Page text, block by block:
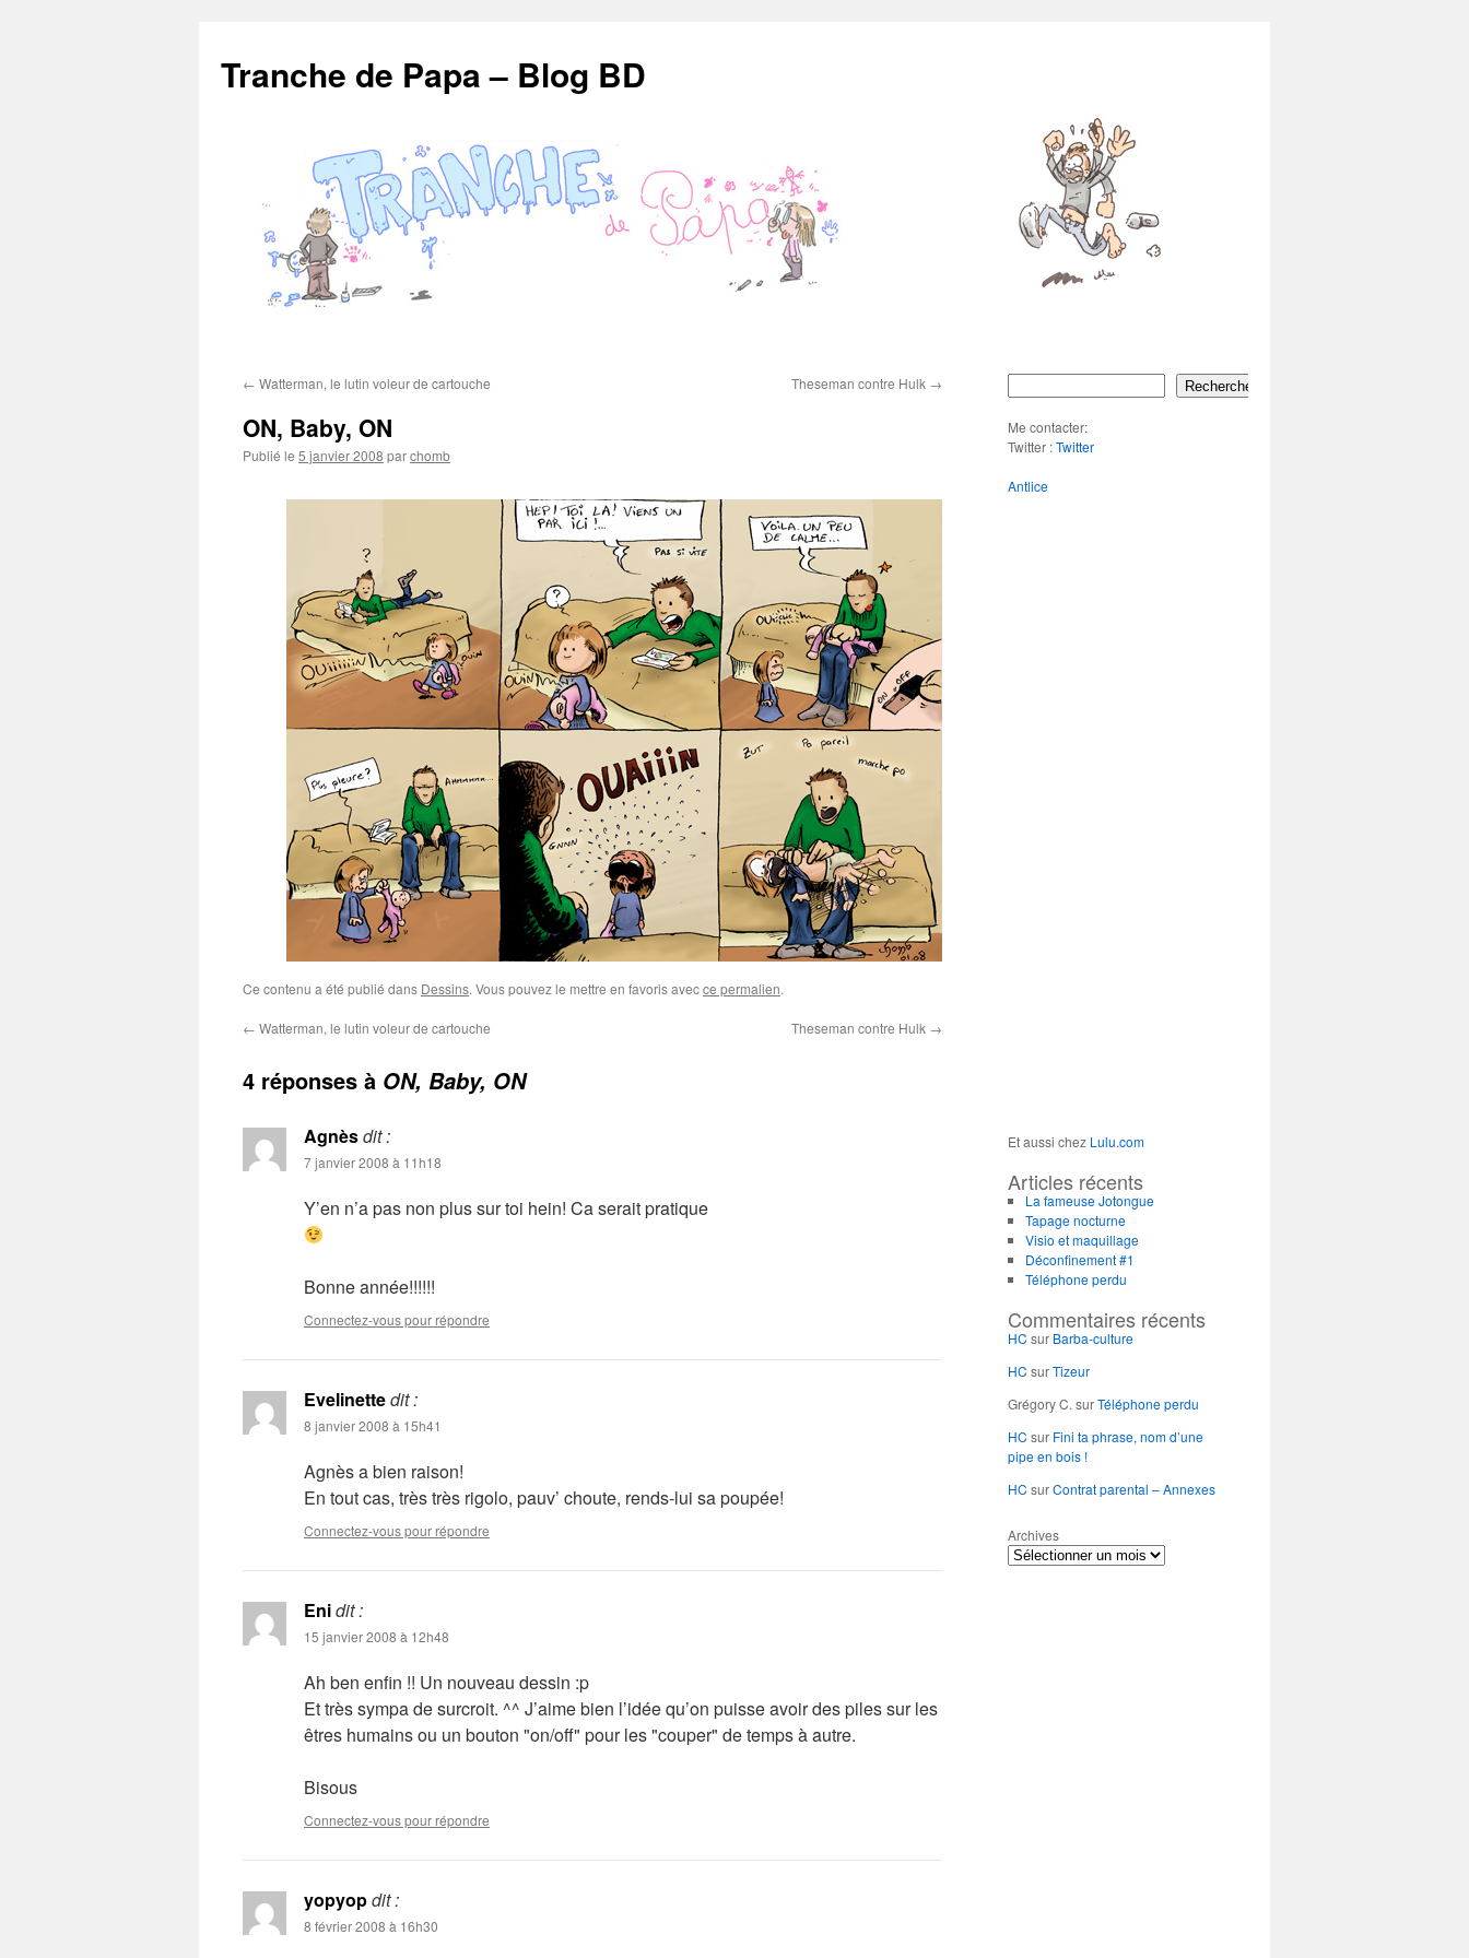
contenu
Tranche de Papa – Blog BD
← Watterman, le lutin voleur de cartouche Theseman contre Hulk →
ON, Baby, ON
Publié le 5 janvier 2008 parchomb
Ce contenu a été publié dans Dessins. Vous pouvez le mettre en favoris avecce permalien.
← Watterman, le lutin voleur de cartouche Theseman contre Hulk →
4 réponses à ON, Baby, ON
Agnèsdit :
7 janvier 2008 à 11h18
Y’en n’a pas non plus sur toi hein! Ca serait pratique
Bonne année!!!!!!
Connectez-vous pour répondre
Evelinettedit :
8 janvier 2008 à 15h41
Agnès a bien raison!
En tout cas, très très rigolo, pauv’ choute, rends-lui sa poupée!
Connectez-vous pour répondre
Enidit :
15 janvier 2008 à 12h48
Ah ben enfin !! Un nouveau dessin :p
Et très sympa de surcroit. ^^ J’aime bien l’idée qu’on puisse avoir des piles sur les
êtres humains ou un bouton "on/off" pour les "couper" de temps à autre.
Bisous
Connectez-vous pour répondre
yopyopdit :
8 février 2008 à 16h30
Rechercher
Me contacter:
Twitter :Twitter
Antlice
Et aussi chez Lulu.com
Articles récents
La fameuse Jotongue
Tapage nocturne
Visio et maquillage
Déconfinement #1
Téléphone perdu
Commentaires récents
HC sur Barba-culture
HC surTizeur
Grégory C. surTéléphone perdu
HC sur Fini ta phrase, nom d’une
pipe en bois !
HC surContrat parental – Annexes
Archives